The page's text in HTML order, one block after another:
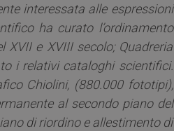
interessata alle espressioni
ha curato l’ordinamento
e XVIII secolo; Quadreria
i relativi cataloghi scientifici.
Chiolini, (880.000 fototipi),
al secondo piano del
di riordino e allestimento di